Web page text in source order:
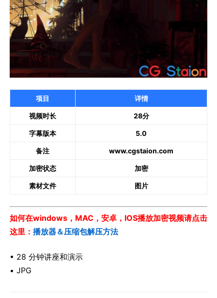
项目 详情
视频时长 28分
字幕版本 5.0
备注 www.cgstaion.com
加密状态 加密
素材文件 图片
如何在windows，MAC，安卓，IOS播放加密视频请点击
这里： 播放器＆压缩包解压方法
• 28 分钟讲座和演示
• JPG